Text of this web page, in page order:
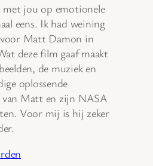
met jou op emotionele
eens. Ik had weining
Matt Damon in
deze film gaaf maakt
de muziek en
oplossende
van Matt en zijn NASA
Voor mij is hij zeker